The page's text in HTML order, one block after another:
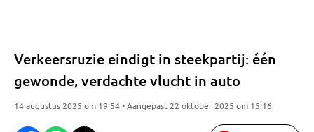
Verkeersruzie eindigt in steekpartij: één
gewonde, verdachte vlucht in auto
14 augustus 2025 om 19:54 • Aangepast 22 oktober 2025 om 15:16